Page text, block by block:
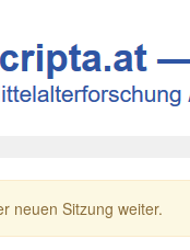
neuen Sitzung weiter.